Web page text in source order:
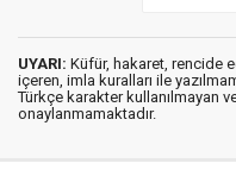
UYARI: Küfür, hakaret, rencide
içeren, imla kuralları ile
Türkçe karakter kullanılmayan
onaylanmamaktadır.